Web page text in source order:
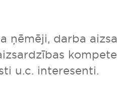
ņēmēji, darba
u.c. interesenti.